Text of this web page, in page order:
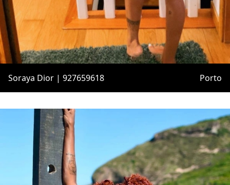
Soraya Dior | 927659618 Porto